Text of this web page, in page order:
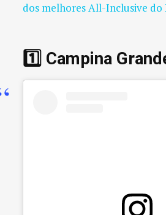
dos melhores All-Inclusive do
1️⃣ Campina